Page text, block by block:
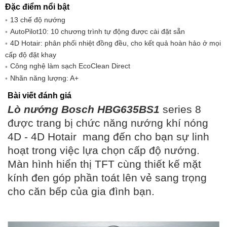
- Preheat ovenware (Làm nóng đồ
dùng cho lò)
Số chương trình tự
động
Nhiệt độ lò nướng
Nhiệt độ cửa lò
40 độ C
Nhãn năng lượng
A
Kích thước thiết bị (C x
R x S)
595 x 595 x 548 mm
Kích thước khoang lò
(C x R x S)
357 x 480 x 415 mm
Kích thước lắp đặt (C x
Kích thước đóng gói
Đặc điểm nổi bật
13 chế độ nướng
AutoPilot10: 10 chương trình tự động được cài đặt sẵn
4D Hotair: phân phối nhiệt đồng đều, cho kết quả hoàn hảo ở mọi
cấp độ đặt khay
Công nghệ làm sạch EcoClean Direct
Nhãn năng lượng: A+
Bài viết đánh giá
Lò nướng Bosch HBG635BS1 series 8
được trang bị chức năng nướng khí nóng
4D - 4D Hotair mang đến cho bạn sự linh
hoạt trong việc lựa chọn cấp độ nướng.
Màn hình hiển thị TFT cùng thiết kế mặt
kính đen góp phần toát lên vẻ sang trọng
cho căn bếp của gia đình bạn.